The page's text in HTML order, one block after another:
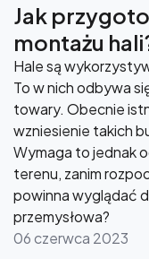
Jak
montażu
Hale są
To w nich odbywa
towary. Obecnie
wzniesienie takich
Wymaga to jednak
terenu, zanim
powinna wyglądać
przemysłowa?
06 czerwca 2023